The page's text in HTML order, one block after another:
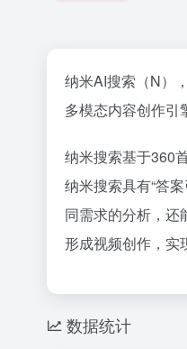
纳米AI搜索（N）
多模态内容创作引
纳米搜索基于360
纳米搜索具有“答
同需求的分析，还
形成视频创作，实
数据统计